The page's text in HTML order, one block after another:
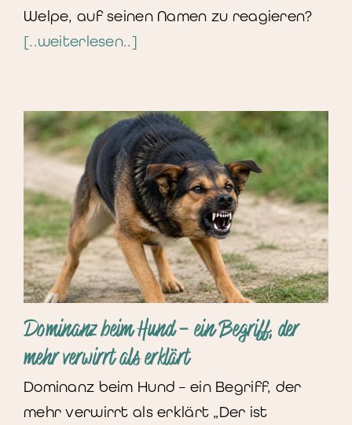
Welpe, auf seinen Namen zu reagieren?
[..weiterlesen..]
Dominanz beim Hund – ein Begriff, der
mehr verwirrt als erklärt
Dominanz beim Hund – ein Begriff, der
mehr verwirrt als erklärt „Der ist